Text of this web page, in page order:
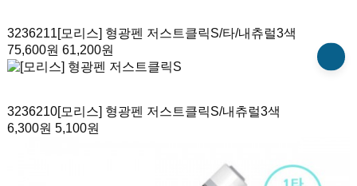
3236211[모리스] 형광펜 저스트클릭S/타/내츄럴3색
75,600원 61,200원
3236210[모리스] 형광펜 저스트클릭S/내츄럴3색
6,300원 5,100원